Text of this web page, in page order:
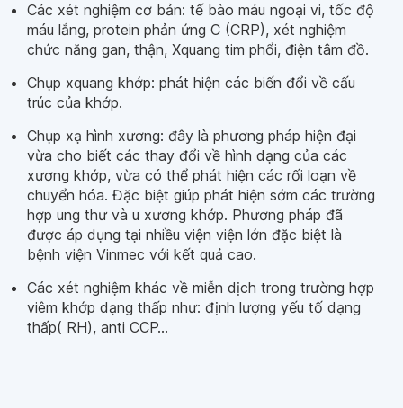
Các xét nghiệm cơ bản: tế bào máu ngoại vi, tốc độ
máu lắng, protein phản ứng C (CRP), xét nghiệm
chức năng gan, thận, Xquang tim phổi, điện tâm đồ.
Chụp xquang khớp: phát hiện các biến đổi về cấu
trúc của khớp.
Chụp xạ hình xương: đây là phương pháp hiện đại
vừa cho biết các thay đổi về hình dạng của các
xương khớp, vừa có thể phát hiện các rối loạn về
chuyển hóa. Đặc biệt giúp phát hiện sớm các trường
hợp ung thư và u xương khớp. Phương pháp đã
được áp dụng tại nhiều viện viện lớn đặc biệt là
bệnh viện Vinmec với kết quả cao.
Các xét nghiệm khác về miễn dịch trong trường hợp
viêm khớp dạng thấp như: định lượng yếu tố dạng
thấp( RH), anti CCP…